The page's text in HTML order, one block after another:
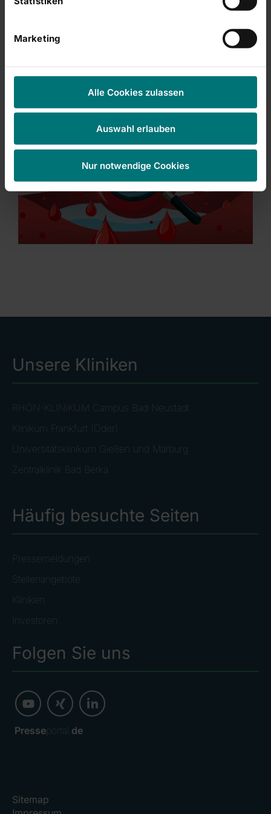
Marketing
Alle Cookies zulassen
Auswahl erlauben
Nur notwendige Cookies
Unsere Kliniken
RHÖN-KLINIKUM Campus Bad Neustadt
Klinikum Frankfurt (Oder)
Universitätsklinikum Gießen und Marburg
Zentralklinik Bad Berka
Häufig besuchte Seiten
Pressemeldungen
Stellenangebote
Kliniken
Investoren
Folgen Sie uns
Presseportal. de
Sitemap